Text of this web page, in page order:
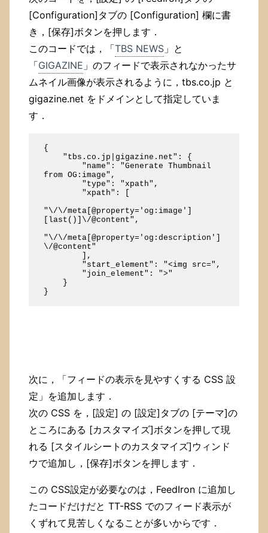
[Configuration]タブの [Configuration] 欄に書
き，[保存]ボタンを押します．
このコードでは，「TBS NEWS 」と
「GIGAZINE 」のフィードで表示されなかったサ
ムネイル画像が表示されるように，tbs.co.jp と
gigazine.net をドメインとして指定していま
す．
{
from OG:image",
"\/\/meta[@property='og:image']
[last()]\/@content",
"\/\/meta[@property='og:description']
\/@content"
次に，「フィードの表示を見やすくする CSS 設
定」を追加します．
次の CSS を，[設定] の [設定]タブの [テーマ]の
ところにある [カスタマイズ]ボタンを押して現
れる [スタイルシートのカスタマイズ]ウィンド
ウで追加し，[保存]ボタンを押します．
この CSS設定が必要なのは，FeedIron に追加し
たコードだけだと TT-RSS でのフィード表示が
くずれて見苦しくなることが多いからです．